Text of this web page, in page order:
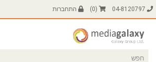
(
0
) התחברות